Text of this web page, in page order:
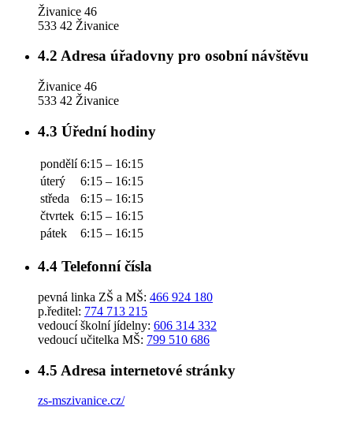
Živanice 46
533 42 Živanice
4.2 Adresa úřadovny pro osobní návštěvu
Živanice 46
533 42 Živanice
4.3 Úřední hodiny
pondělí 6:15 – 16:15
úterý
6:15 – 16:15
středa
6:15 – 16:15
čtvrtek 6:15 – 16:15
pátek
6:15 – 16:15
4.4 Telefonní čísla
pevná linka ZŠ a MŠ: 466 924 180
p.ředitel: 774 713 215
vedoucí školní jídelny: 606 314 332
vedoucí učitelka MŠ: 799 510 686
4.5 Adresa internetové stránky
zs-mszivanice.cz/